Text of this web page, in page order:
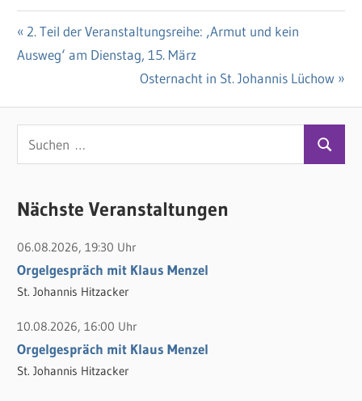
Beitragsnavigation
Vorheriger
Beitrag:
2. Teil der Veranstaltungsreihe: ‚Armut und kein
Ausweg‘ am Dienstag, 15. März
Nächster
Osternacht in St. Johannis Lüchow
u
h
n
n
a
c
h
:
Nächste Veranstaltungen
06.08.2026, 19:30 Uhr
Orgelgespräch mit Klaus Menzel
St. Johannis Hitzacker
10.08.2026, 16:00 Uhr
Orgelgespräch mit Klaus Menzel
St. Johannis Hitzacker